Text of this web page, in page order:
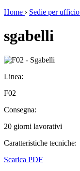
Home › Sedie per ufficio
sgabelli
Linea:
F02
Consegna:
20 giorni lavorativi
Caratteristiche tecniche:
Scarica PDF